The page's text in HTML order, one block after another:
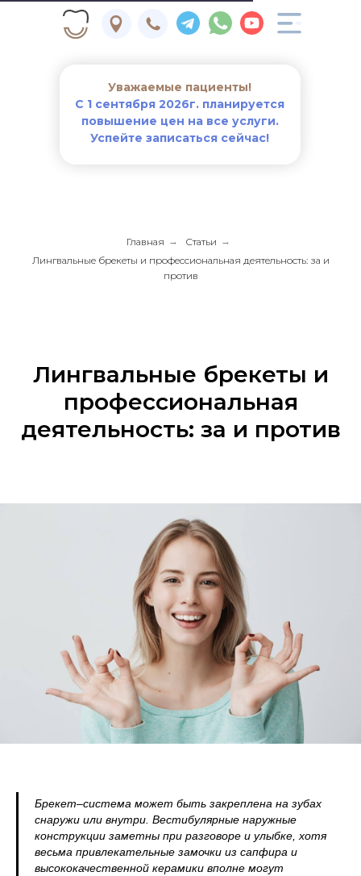
Уважаемые пациенты!
С 1 сентября 2026г. планируется
повышение цен на все услуги.
Успейте записаться сейчас!
Главная → Статьи →
Лингвальные брекеты и профессиональная деятельность: за и
против
Лингвальные брекеты и
профессиональная
деятельность: за и против
Брекет–система может быть закреплена на зубах
снаружи или внутри. Вестибулярные наружные
конструкции заметны при разговоре и улыбке, хотя
весьма привлекательные замочки из сапфира и
высококачественной керамики вполне могут